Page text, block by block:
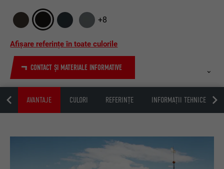
+8
Afișare referințe în toate culorile
CONTACT ȘI MATERIALE INFORMATIVE
AVANTAJE CULORI REFERINȚE INFORMAȚII TEHNICE